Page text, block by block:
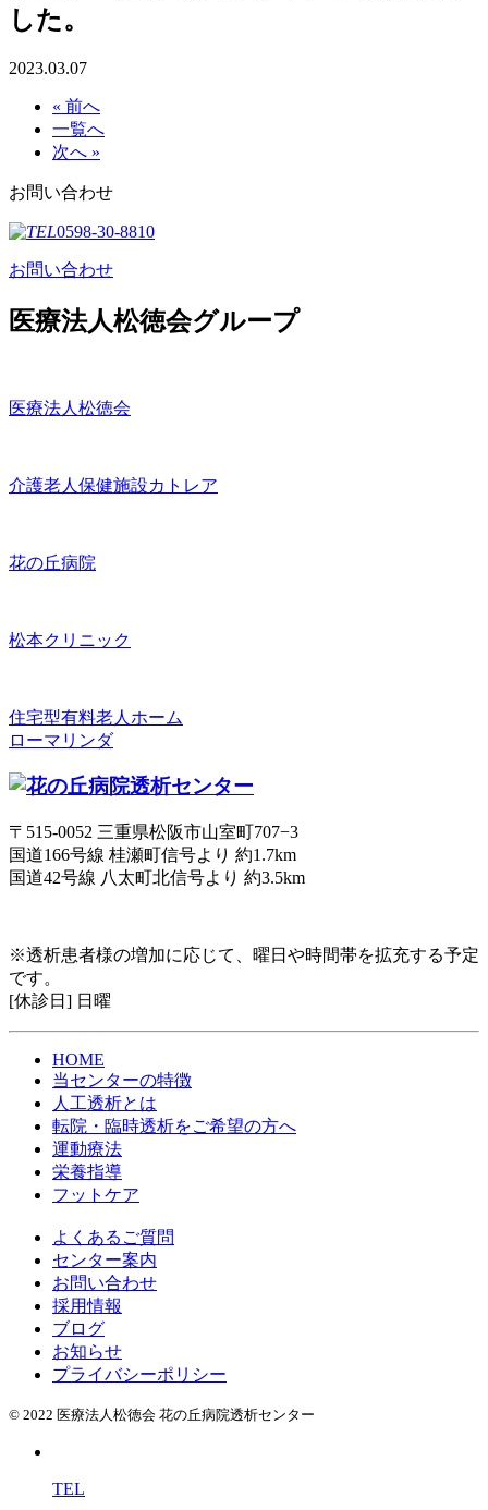
した。
2023.03.07
« 前へ
一覧へ
次へ »
お問い合わせ
0598-30-8810
お問い合わせ
医療法人松徳会グループ
医療法人松徳会
介護老人保健施設カトレア
花の丘病院
松本クリニック
住宅型有料老人ホーム
ローマリンダ
〒515-0052 三重県松阪市山室町707−3
国道166号線 桂瀬町信号より 約1.7km
国道42号線 八太町北信号より 約3.5km
※透析患者様の増加に応じて、曜日や時間帯を拡充する予定
です。
[休診日] 日曜
HOME
当センターの特徴
人工透析とは
転院・臨時透析をご希望の方へ
運動療法
栄養指導
フットケア
よくあるご質問
センター案内
お問い合わせ
採用情報
ブログ
お知らせ
プライバシーポリシー
© 2022 医療法人松徳会 花の丘病院透析センター
TEL